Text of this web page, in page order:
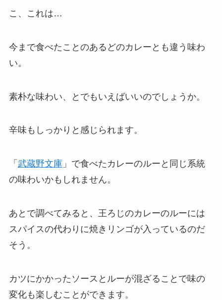
こ、これは…
今まで食べたことのあるどのカレーとも違う味わ
い。
素朴な味わい、とでもいえばいいのでしょうか。
辛味もしっかりと感じられます。
「 武蔵野文庫」で食べたカレーのルーと同じ系統
の味わいかもしれません。
あとで調べてみると、王ろじのカレーのルーには
スパイスの代わりに焼きリンゴが入っているのだ
そう。
カツにかかったソースとルーが混ざることで味の
変化も楽しむことができます。